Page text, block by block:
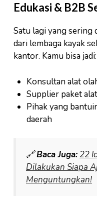
Edukasi & B2B
Satu lagi yang sering
dari lembaga kayak
kantor. Kamu bisa jadi:
Konsultan alat
Supplier paket
Pihak yang
daerah
🔗Baca Juga: 22
Dilakukan Siapa
Menguntungkan!